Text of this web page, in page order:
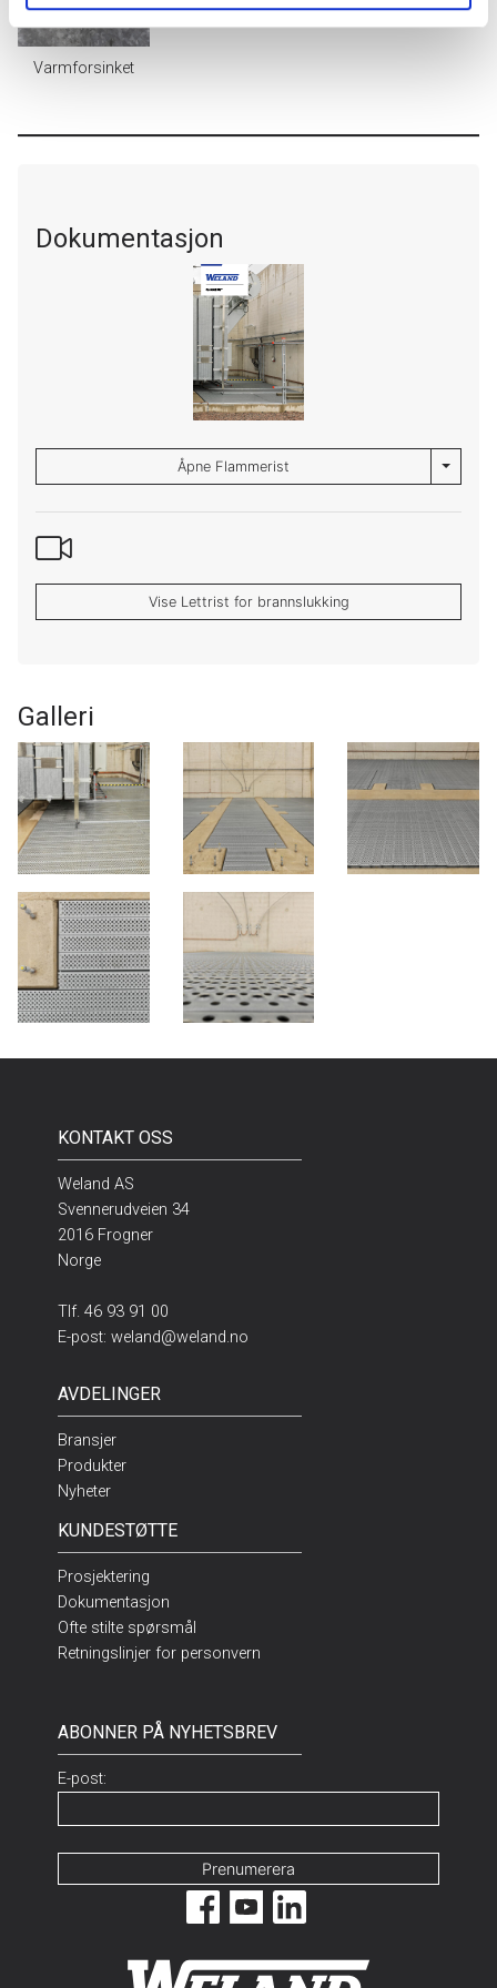
Varmforsinket
Dokumentasjon
Åpne Flammerist Toggle
Vise Lettrist for brannslukking
Galleri
KONTAKT OSS
Weland AS
Svennerudveien 34
2016 Frogner
Norge
Tlf.46 93 91 00
E-post:weland@weland.no
AVDELINGER
Bransjer
Produkter
Nyheter
KUNDESTØTTE
Prosjektering
Dokumentasjon
Ofte stilte spørsmål
Retningslinjer for personvern
ABONNER PÅ NYHETSBREV
E-post: